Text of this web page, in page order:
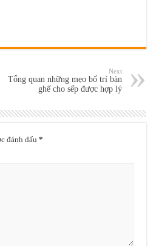
Next
Tổng quan những mẹo bố trí bàn
ghế cho sếp được hợp lý
đánh dấu *